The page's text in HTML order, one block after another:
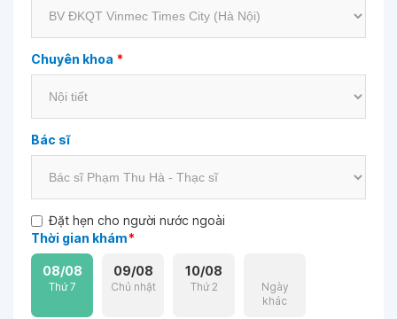
Chuyên khoa *
Bác sĩ
Đặt hẹn cho người nước ngoài
Thời gian khám*
08/08
Thứ 7
09/08
Chủ nhật
10/08
Thứ 2
Ngày
khác